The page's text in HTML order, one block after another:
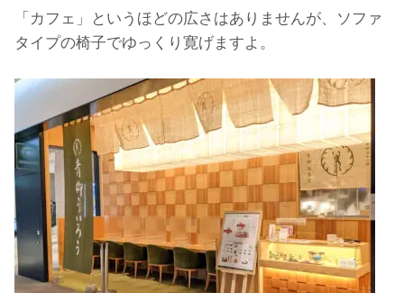
「カフェ」というほどの広さはありませんが、ソファ
タイプの椅子でゆっくり寛げますよ。